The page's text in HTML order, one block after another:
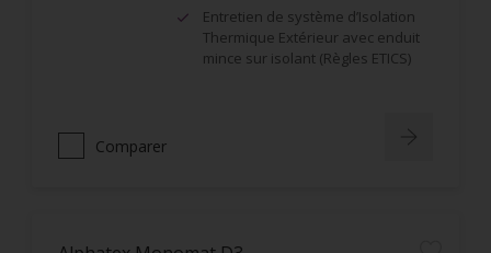
Entretien de système d’Isolation
Thermique Extérieur avec enduit
mince sur isolant (Règles ETICS)
Comparer